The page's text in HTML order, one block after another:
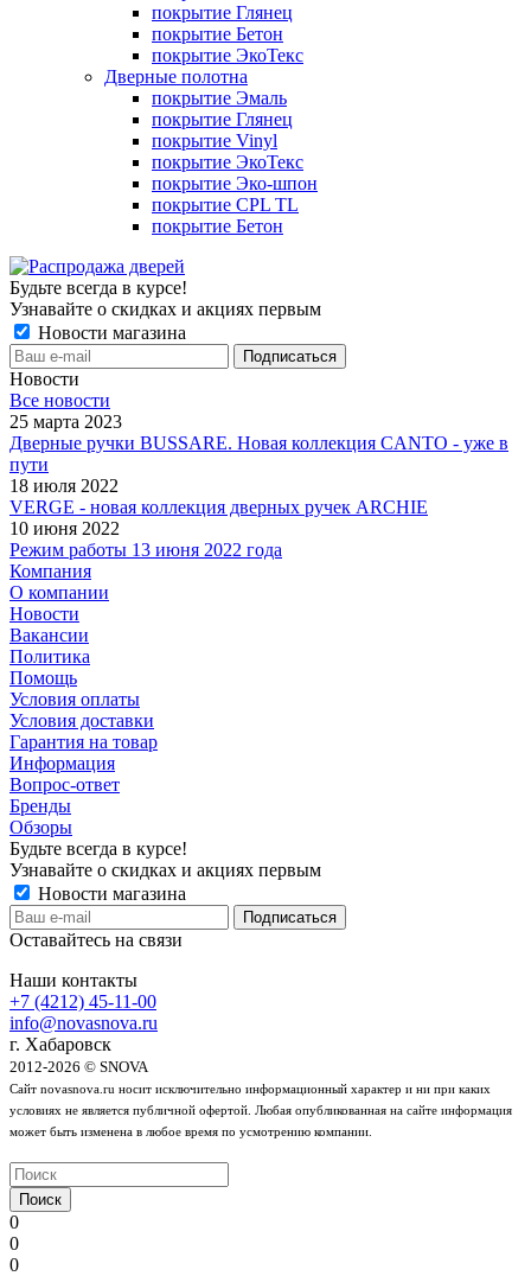
покрытие Глянец
покрытие Бетон
покрытие ЭкоТекс
Дверные полотна
покрытие Эмаль
покрытие Глянец
покрытие Vinyl
покрытие ЭкоТекс
покрытие Эко-шпон
покрытие CPL TL
покрытие Бетон
Будьте всегда в курсе!
Узнавайте о скидках и акциях первым
Новости магазина
Новости
Все новости
25 марта 2023
Дверные ручки BUSSARE. Новая коллекция CANTO - уже в
пути
18 июля 2022
VERGE - новая коллекция дверных ручек ARCHIE
10 июня 2022
Режим работы 13 июня 2022 года
Компания
О компании
Новости
Вакансии
Политика
Помощь
Условия оплаты
Условия доставки
Гарантия на товар
Информация
Вопрос-ответ
Бренды
Обзоры
Будьте всегда в курсе!
Узнавайте о скидках и акциях первым
Новости магазина
Оставайтесь на связи
Наши контакты
+7 (4212) 45-11-00
info@novasnova.ru
г. Хабаровск
2012-2026 © SNOVA
Сайт novasnova.ru носит исключительно информационный характер и ни при каких
условиях не является публичной офертой. Любая опубликованная на сайте информация
может быть изменена в любое время по усмотрению компании.
Поиск
0
0
0